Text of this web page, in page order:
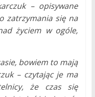
– opisywane
zatrzymania się na
życiem w ogóle,
bowiem to mają
– czytając je ma
że czas się